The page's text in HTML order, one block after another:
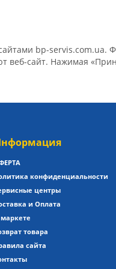
bp-servis.com.ua.
веб-сайт. Нажимая
конфиденциальности
центры
и Оплата
товара
сайта